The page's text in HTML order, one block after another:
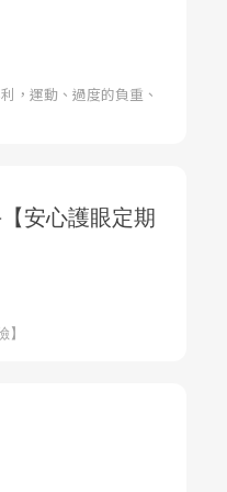
，運動、過度的負重、